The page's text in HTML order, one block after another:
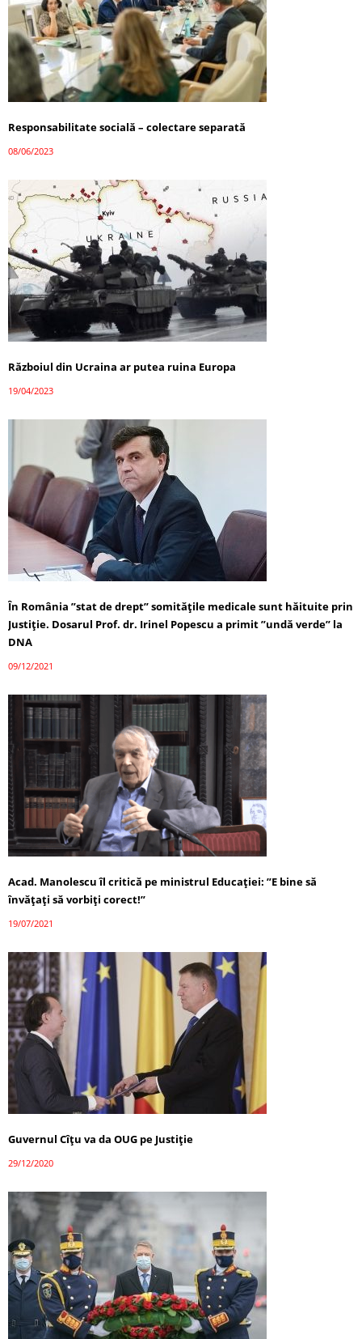
Responsabilitate socială – colectare separată
08/06/2023
Războiul din Ucraina ar putea ruina Europa
19/04/2023
În România ”stat de drept” somitățile medicale sunt hăituite prin
Justiție. Dosarul Prof. dr. Irinel Popescu a primit ”undă verde” la
DNA
09/12/2021
Acad. Manolescu îl critică pe ministrul Educației: ”E bine să
învățați să vorbiți corect!”
19/07/2021
Guvernul Cîțu va da OUG pe Justiție
29/12/2020